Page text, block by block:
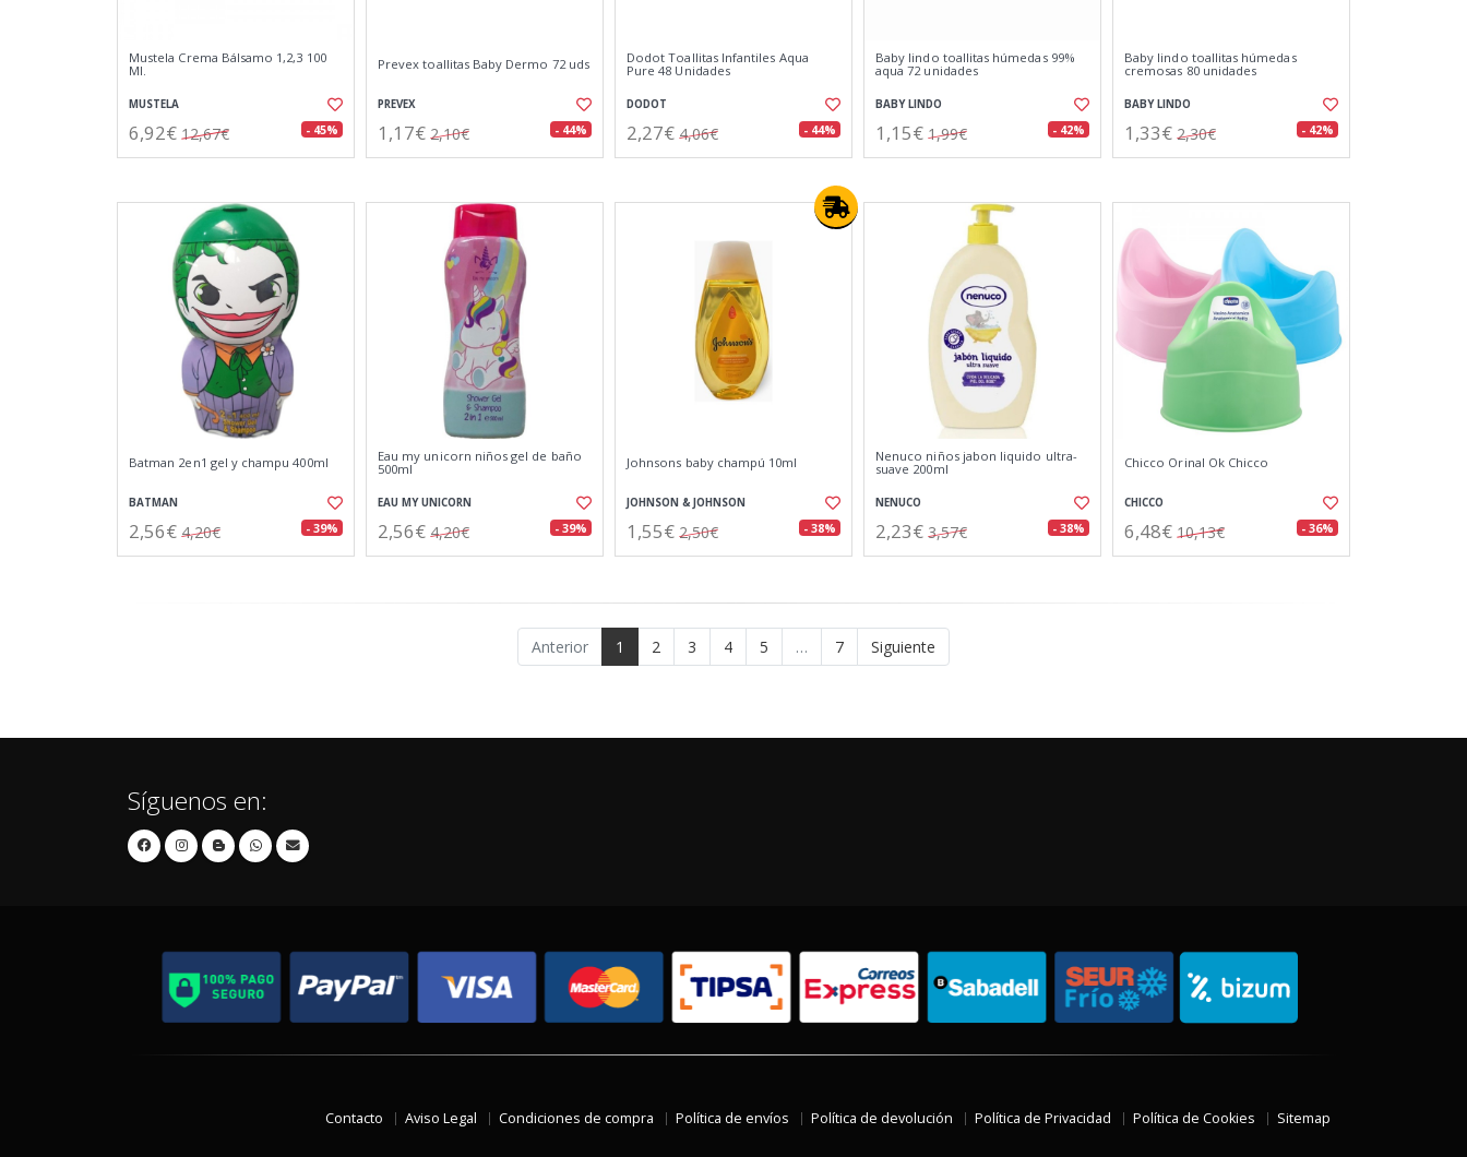
Mustela Crema Bálsamo 1,2,3 100
Ml.
MUSTELA
6,92€ 12,67€ - 45%
Prevex toallitas Baby Dermo 72 uds
PREVEX
1,17€ 2,10€ - 44%
Dodot Toallitas Infantiles Aqua
Pure 48 Unidades
DODOT
2,27€ 4,06€ - 44%
Baby lindo toallitas húmedas 99%
aqua 72 unidades
BABY LINDO
1,15€ 1,99€ - 42%
Baby lindo toallitas húmedas
cremosas 80 unidades
BABY LINDO
1,33€ 2,30€ - 42%
Batman 2en1 gel y champu 400ml
BATMAN
2,56€ 4,20€ - 39%
Eau my unicorn niños gel de baño
500ml
EAU MY UNICORN
2,56€ 4,20€ - 39%
Johnsons baby champú 10ml
JOHNSON & JOHNSON
1,55€ 2,50€ - 38%
Nenuco niños jabon liquido ultra-
suave 200ml
NENUCO
2,23€ 3,57€ - 38%
Chicco Orinal Ok Chicco
CHICCO
6,48€ 10,13€ - 36%
Anterior 1 2 3 4 5 … 7 Siguiente
Síguenos en:
Contacto Aviso Legal Condiciones de compra Política de envíos Política de devolución Política de Privacidad Política de Cookies Sitemap